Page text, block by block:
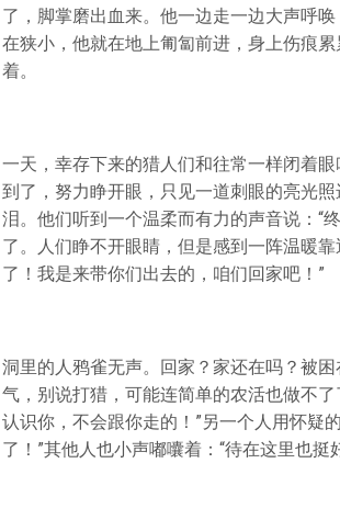
了，脚掌磨出血来。他一边走一边大声呼
在狭小，他就在地上匍匐前进，身上伤痕
着。
一天，幸存下来的猎人们和往常一样闭着
到了，努力睁开眼，只见一道刺眼的亮光
泪。他们听到一个温柔而有力的声音说：“
了。人们睁不开眼睛，但是感到一阵温暖
了！我是来带你们出去的，咱们回家吧！”
洞里的人鸦雀无声。回家？家还在吗？被
气，别说打猎，可能连简单的农活也做不
认识你，不会跟你走的！”另一个人用怀疑
了！”其他人也小声嘟囔着：“待在这里也挺